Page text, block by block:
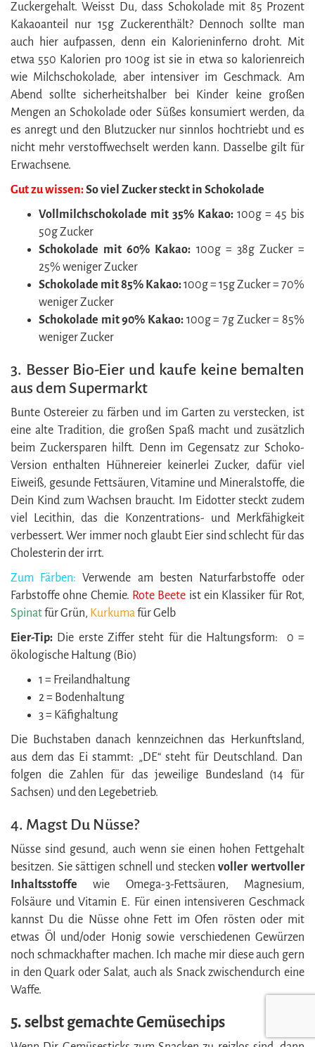
Zuckergehalt. Weisst Du, dass Schokolade mit 85 Prozent
Kakaoanteil nur 15g Zuckerenthält? Dennoch sollte man
auch hier aufpassen, denn ein Kalorieninferno droht. Mit
etwa 550 Kalorien pro 100g ist sie in etwa so kalorienreich
wie Milchschokolade, aber intensiver im Geschmack. Am
Abend sollte sicherheitshalber bei Kinder keine großen
Mengen an Schokolade oder Süßes konsumiert werden, da
es anregt und den Blutzucker nur sinnlos hochtriebt und es
nicht mehr verstoffwechselt werden kann. Dasselbe gilt für
Erwachsene.
Gut zu wissen:So viel Zucker steckt in Schokolade
Vollmilchschokolade mit 35% Kakao: 100g = 45 bis
50g Zucker
Schokolade mit 60% Kakao: 100g = 38g Zucker =
25% weniger Zucker
Schokolade mit 85% Kakao:100g = 15g Zucker = 70%
weniger Zucker
Schokolade mit 90% Kakao: 100g = 7g Zucker = 85%
weniger Zucker
3. Besser Bio-Eier und kaufe keine bemalten
aus dem Supermarkt
Bunte Ostereier zu färben und im Garten zu verstecken, ist
eine alte Tradition, die großen Spaß macht und zusätzlich
beim Zuckersparen hilft. Denn im Gegensatz zur Schoko-
Version enthalten Hühnereier keinerlei Zucker, dafür viel
Eiweiß, gesunde Fettsäuren, Vitamine und Mineralstoffe, die
Dein Kind zum Wachsen braucht. Im Eidotter steckt zudem
viel Lecithin, das die Konzentrations- und Merkfähigkeit
verbessert. Wer immer noch glaubt Eier sind schlecht für das
Cholesterin der irrt.
Zum Färben: Verwende am besten Naturfarbstoffe oder
Farbstoffe ohne Chemie. Rote Beete ist ein Klassiker für Rot,
Spinatfür Grün, Kurkumafür Gelb
Eier-Tip: Die erste Ziffer steht für die Haltungsform: 0 =
ökologische Haltung (Bio)
1 = Freilandhaltung
2 = Bodenhaltung
3 = Käfighaltung
Die Buchstaben danach kennzeichnen das Herkunftsland,
aus dem das Ei stammt: „DE“ steht für Deutschland. Dan
folgen die Zahlen für das jeweilige Bundesland (14 für
Sachsen) und den Legebetrieb.
4. Magst Du Nüsse?
Nüsse sind gesund, auch wenn sie einen hohen Fettgehalt
besitzen. Sie sättigen schnell und steckenvoller wertvoller
Inhaltsstoffe wie Omega-3-Fettsäuren, Magnesium,
Folsäure und Vitamin E. Für einen intensiveren Geschmack
kannst Du die Nüsse ohne Fett im Ofen rösten oder mit
etwas Öl und/oder Honig sowie verschiedenen Gewürzen
noch schmackhafter machen. Ich mache mir diese auch gern
in den Quark oder Salat, auch als Snack zwischendurch eine
Waffe.
5. selbst gemachte Gemüsechips